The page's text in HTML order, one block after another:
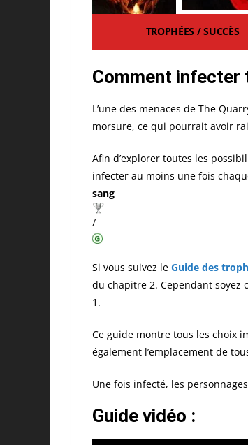
TROPHÉES / SUCCÈS
Comment infecter
L’une des menaces de The
morsure, ce qui pourrait avoir
Afin d’explorer toutes les
infecter au moins une fois
sang
/
Si vous suivez le Guide des
du chapitre 2. Cependant
1.
Ce guide montre tous les choix
également l’emplacement de
Une fois infecté, les
Guide vidéo :